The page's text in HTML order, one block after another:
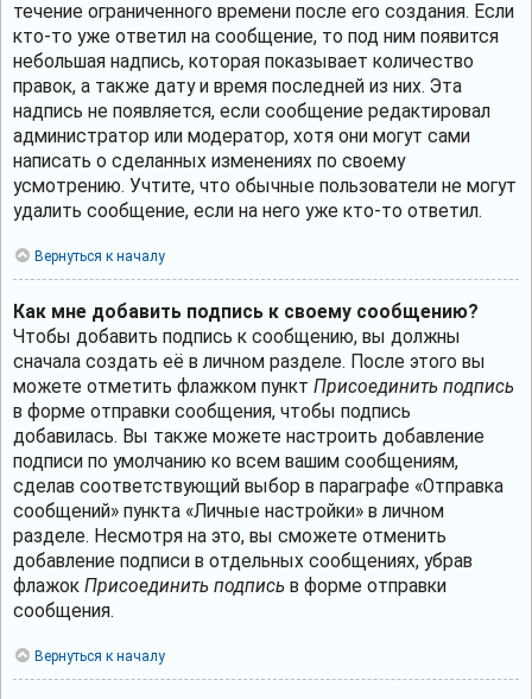
течение ограниченного времени после его создания. Если
кто-то уже ответил на сообщение, то под ним появится
небольшая надпись, которая показывает количество
правок, а также дату и время последней из них. Эта
надпись не появляется, если сообщение редактировал
администратор или модератор, хотя они могут сами
написать о сделанных изменениях по своему
усмотрению. Учтите, что обычные пользователи не могут
удалить сообщение, если на него уже кто-то ответил.
Вернуться к началу
Как мне добавить подпись к своему сообщению?
Чтобы добавить подпись к сообщению, вы должны
сначала создать её в личном разделе. После этого вы
можете отметить флажком пункт Присоединить подпись
в форме отправки сообщения, чтобы подпись
добавилась. Вы также можете настроить добавление
подписи по умолчанию ко всем вашим сообщениям,
сделав соответствующий выбор в параграфе «Отправка
сообщений» пункта «Личные настройки» в личном
разделе. Несмотря на это, вы сможете отменить
добавление подписи в отдельных сообщениях, убрав
флажок Присоединить подпись в форме отправки
сообщения.
Вернуться к началу